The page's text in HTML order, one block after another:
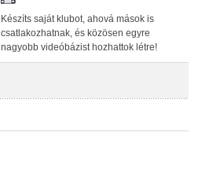
Készíts saját klubot, ahová mások is
csatlakozhatnak, és közösen egyre
nagyobb videóbázist hozhattok létre!